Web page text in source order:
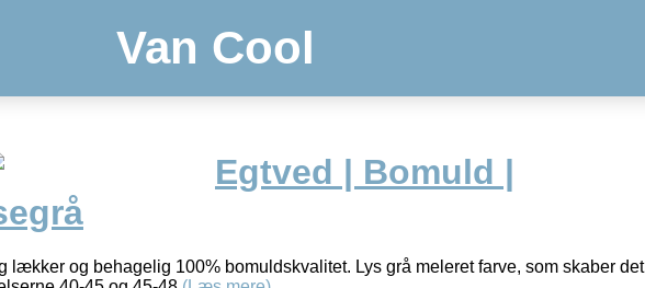
Van Cool
Egtved | Bomuld |
lækker og behagelig 100% bomuldskvalitet. Lys grå meleret farve, som skaber det